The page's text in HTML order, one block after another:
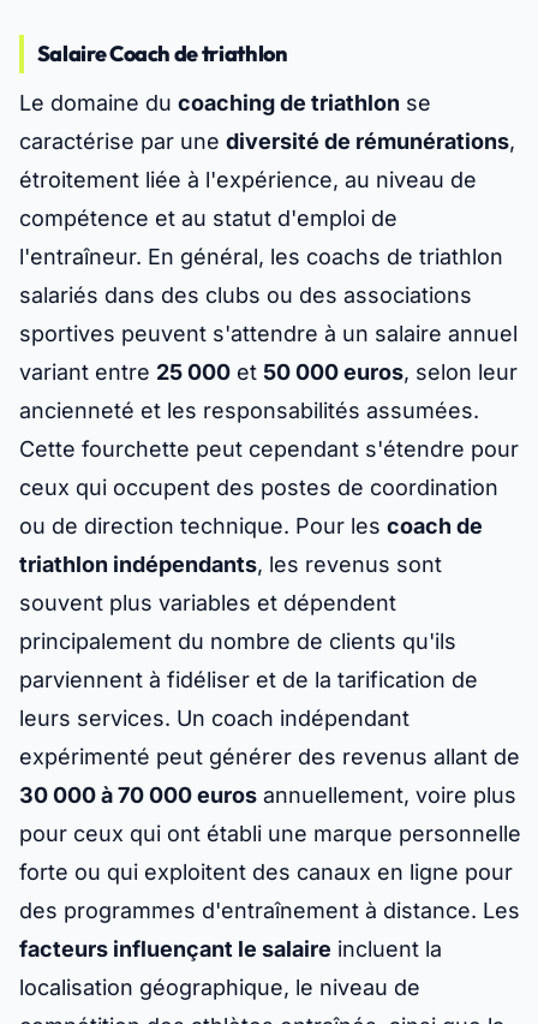
Salaire Coach de triathlon
Le domaine du coaching de triathlon se
caractérise par une diversité de rémunérations,
étroitement liée à l'expérience, au niveau de
compétence et au statut d'emploi de
l'entraîneur. En général, les coachs de triathlon
salariés dans des clubs ou des associations
sportives peuvent s'attendre à un salaire annuel
variant entre 25 000 et 50 000 euros, selon leur
ancienneté et les responsabilités assumées.
Cette fourchette peut cependant s'étendre pour
ceux qui occupent des postes de coordination
ou de direction technique. Pour les coach de
triathlon indépendants, les revenus sont
souvent plus variables et dépendent
principalement du nombre de clients qu'ils
parviennent à fidéliser et de la tarification de
leurs services. Un coach indépendant
expérimenté peut générer des revenus allant de
30 000 à 70 000 euros annuellement, voire plus
pour ceux qui ont établi une marque personnelle
forte ou qui exploitent des canaux en ligne pour
des programmes d'entraînement à distance. Les
facteurs influençant le salaire incluent la
localisation géographique, le niveau de